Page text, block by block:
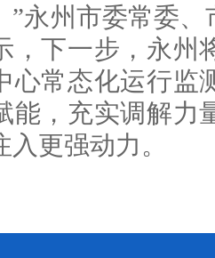
”永州市委常委
，下一步，永州
心常态化运行监
能，充实调解力
更强动力。